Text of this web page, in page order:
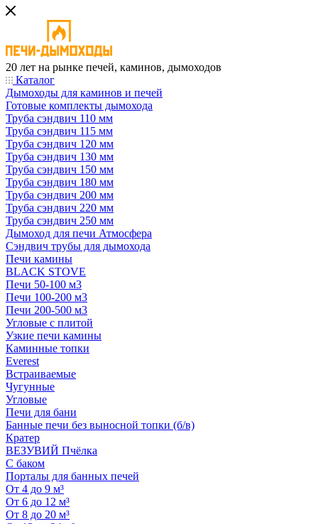
20 лет на рынке печей, каминов, дымоходов
Каталог
Дымоходы для каминов и печей
Готовые комплекты дымохода
Труба сэндвич 110 мм
Труба сэндвич 115 мм
Труба сэндвич 120 мм
Труба сэндвич 130 мм
Труба сэндвич 150 мм
Труба сэндвич 180 мм
Труба сэндвич 200 мм
Труба сэндвич 220 мм
Труба сэндвич 250 мм
Дымоход для печи Атмосфера
Сэндвич трубы для дымохода
Печи камины
BLACK STOVE
Печи 50-100 м3
Печи 100-200 м3
Печи 200-500 м3
Угловые с плитой
Узкие печи камины
Каминные топки
Everest
Встраиваемые
Чугунные
Угловые
Печи для бани
Банные печи без выносной топки (б/в)
Кратер
ВЕЗУВИЙ Пчёлка
С баком
Порталы для банных печей
От 4 до 9 м³
От 6 до 12 м³
От 8 до 20 м³